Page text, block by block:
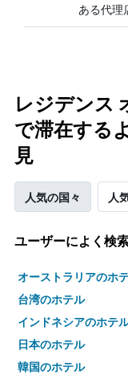
ある代理
レジデンス
で滞在する
見
人気の国々 人
ユーザーによく検
オーストラリアのホ
台湾のホテル
インドネシアのホテ
日本のホテル
韓国のホテル